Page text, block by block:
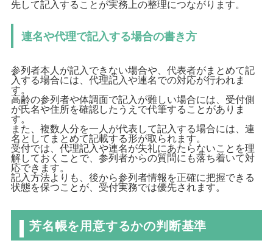
先して記入することが実務上の整理につながります。
連名や代理で記入する場合の書き方
参列者本人が記入できない場合や、代表者がまとめて記
入する場合には、代理記入や連名での対応が行われま
す。
高齢の参列者や体調面で記入が難しい場合には、受付側
が氏名や住所を確認したうえで代筆することがありま
す。
また、複数人分を一人が代表して記入する場合には、連
名としてまとめて記載する形が取られます。
受付では、代理記入や連名が失礼にあたらないことを理
解しておくことで、参列者からの質問にも落ち着いて対
応できます。
記入方法よりも、後から参列者情報を正確に把握できる
状態を保つことが、受付実務では優先されます。
芳名帳を用意するかの判断基準